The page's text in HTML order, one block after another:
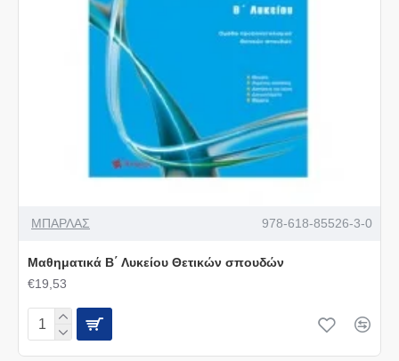
ΜΠΑΡΛΑΣ 978-618-85526-3-0
Μαθηματικά B΄ Λυκείου Θετικών σπουδών
€19,53